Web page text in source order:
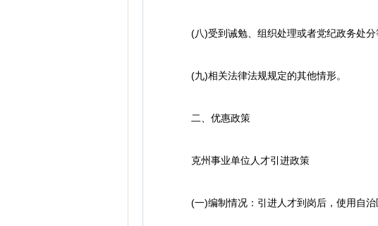
(八)受到诫勉、组织处理或者党纪政务处分
(九)相关法律法规规定的其他情形。
二、优惠政策
克州事业单位人才引进政策
(一)编制情况：引进人才到岗后，使用自治